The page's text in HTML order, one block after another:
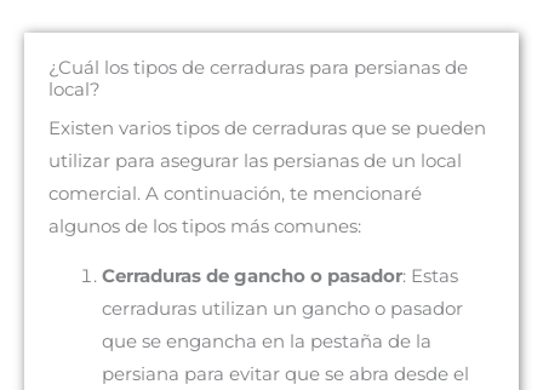
¿Cuál los tipos de cerraduras para persianas de
local?
Existen varios tipos de cerraduras que se pueden
utilizar para asegurar las persianas de un local
comercial. A continuación, te mencionaré
algunos de los tipos más comunes:
Cerraduras de gancho o pasador: Estas
cerraduras utilizan un gancho o pasador
que se engancha en la pestaña de la
persiana para evitar que se abra desde el